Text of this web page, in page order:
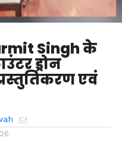
Singh के
ड्रोन
एवं